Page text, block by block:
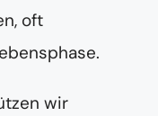
oft
wir